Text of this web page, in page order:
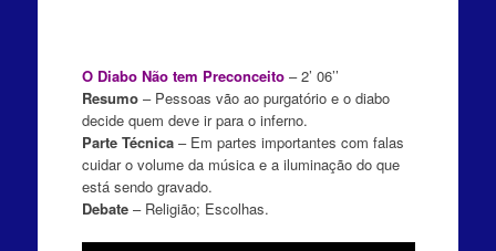
O Diabo Não tem Preconceito– 2’ 06’’
Resumo– Pessoas vão ao purgatório e o diabo
decide quem deve ir para o inferno.
Parte Técnica– Em partes importantes com falas
cuidar o volume da música e a iluminação do que
está sendo gravado.
Debate– Religião; Escolhas.